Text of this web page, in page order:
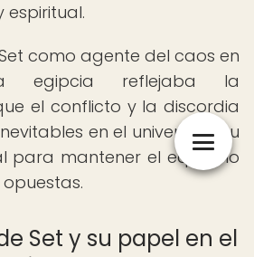
espiritual.
como agente del caos en
egipcia reflejaba la
el conflicto y la discordia
en el universo, y su
para mantener el equilibrio
Set y su papel en el